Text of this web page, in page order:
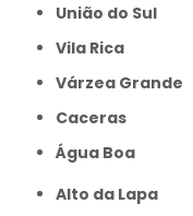
União do Sul
Vila Rica
Várzea Grande
caceras
Água Boa
Alto da Lapa